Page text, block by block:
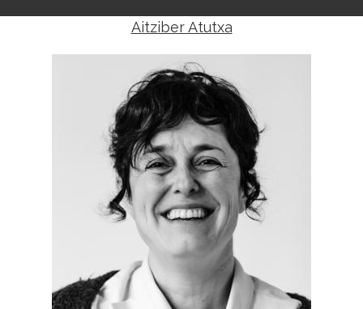
Aitziber Atutxa